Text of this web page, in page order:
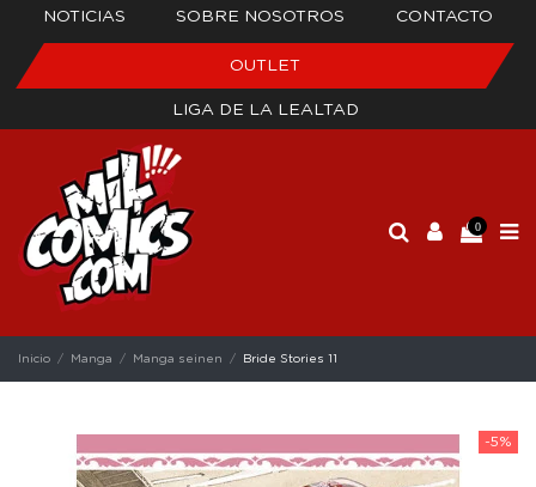
NOTICIAS SOBRE NOSOTROS CONTACTO
OUTLET
LIGA DE LA LEALTAD
0
Inicio Manga Manga seinen Bride Stories 11
-5%